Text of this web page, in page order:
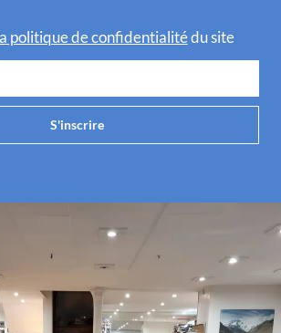
politique de confidentialitédu site
S'inscrire